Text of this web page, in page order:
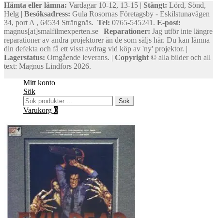
Hämta eller lämna: Vardagar 10-12, 13-15 | Stängt: Lörd, Sönd,
Helg | Besöksadress: Gula Rosornas Företagsby - Eskilstunavägen
34, port A , 64534 Strängnäs. Tel: 0765-545241. E-post:
magnus[at]smalfilmexperten.se | Reparationer: Jag utför inte längre
reparationer av andra projektorer än de som säljs här. Du kan lämna
din defekta och få ett visst avdrag vid köp av 'ny' projektor. |
Lagerstatus: Omgående leverans. | Copyright © alla bilder och all
text: Magnus Lindfors 2026.
Mitt konto
Sök
Sök
efter:
Sök
Varukorg 0